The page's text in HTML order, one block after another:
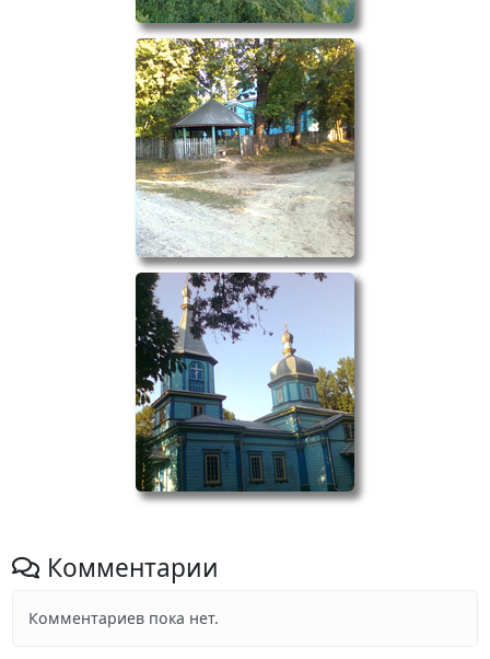
Комментарии
Комментариев пока нет.